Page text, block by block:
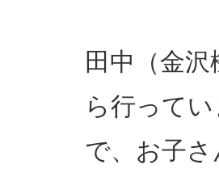
田中（金
ら行って
で、お子